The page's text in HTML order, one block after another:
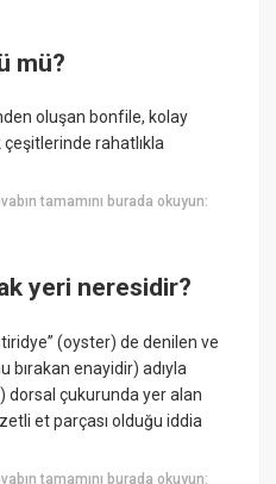
mü?
oluşan bonfile, kolay
rahatlıkla
tamamını burada okuyun:
yeri neresidir?
(oyster) de denilen ve
bırakan enayidir) adıyla
dorsal çukurunda yer alan
et parçası olduğu iddia
tamamını burada okuyun: